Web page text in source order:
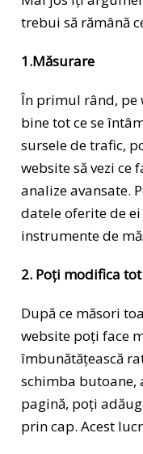
trebui să rămână
1.Măsurare
În primul rând, pe
bine tot ce se
sursele de trafic,
website să vezi ce
analize avansate.
datele oferite de
instrumente de
2. Poți modifica
După ce măsori
website poți face
îmbunătățească
schimba
pagină, poți
prin cap. Acest